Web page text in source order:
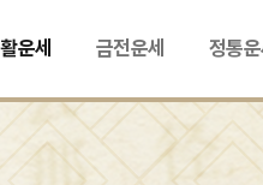
운세 금전운세 정통운